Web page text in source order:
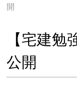
開
【宅建
公開